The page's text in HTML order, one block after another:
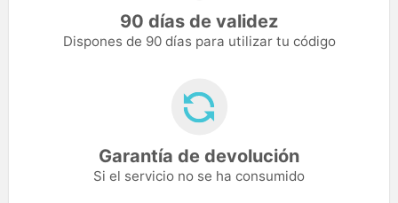
90 días de validez
Dispones de 90 días para utilizar tu código
Garantía de devolución
Si el servicio no se ha consumido